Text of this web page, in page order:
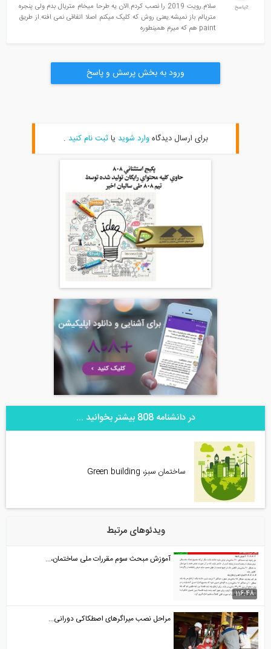
سلام.رویت 2019 را نصب کردم.الان یه طرحا میخام متریال بدم ولی پنجره
متریالم باز نمیشه.یعنی روش که کلیک میکنم اصلا اتفاقی نمی افته.از طریق
paint هم که میرم همینطوره
ورود به بخش پرسش و پاسخ
برای ارسال دیدگاهوارد شویدیاثبت نام کنید.
در دانشنامه 808 بیشتر بخوانید ...
ساختمان سبز، Green building
ویدئوهای مرتبط
116:48
آموزش مبحث سوم مقررات ملی ساختمان،...
مراحل نصب میراگرهای اصطکاکی دورانی...